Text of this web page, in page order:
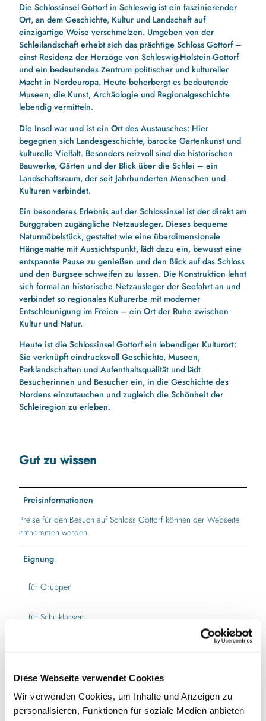
Diese Webseite verwendet Cookies
Wir verwenden Cookies, um Inhalte und Anzeigen zu
personalisieren, Funktionen für soziale Medien anbieten
e
r
_
b
a
r
o
c
k
a
r
t
e
n
_
u
n
d
_
o
b
u
s
a
u
s
.
j
p
Die Schlossinsel Gottorf in Schleswig ist ein faszinierender
Ort, an dem Geschichte, Kultur und Landschaft auf
einzigartige Weise verschmelzen. Umgeben von der
Schleilandschaft erhebt sich das prächtige Schloss Gottorf –
einst Residenz der Herzöge von Schleswig-Holstein-Gottorf
und ein bedeutendes Zentrum politischer und kultureller
Macht in Nordeuropa. Heute beherbergt es bedeutende
Museen, die Kunst, Archäologie und Regionalgeschichte
lebendig vermitteln.
Die Insel war und ist ein Ort des Austausches: Hier
begegnen sich Landesgeschichte, barocke Gartenkunst und
kulturelle Vielfalt. Besonders reizvoll sind die historischen
Bauwerke, Gärten und der Blick über die Schlei – ein
Landschaftsraum, der seit Jahrhunderten Menschen und
Kulturen verbindet.
Ein besonderes Erlebnis auf der Schlossinsel ist der direkt am
Burggraben zugängliche Netzausleger. Dieses bequeme
Naturmöbelstück, gestaltet wie eine überdimensionale
Hängematte mit Aussichtspunkt, lädt dazu ein, bewusst eine
entspannte Pause zu genießen und den Blick auf das Schloss
und den Burgsee schweifen zu lassen. Die Konstruktion lehnt
sich formal an historische Netzausleger der Seefahrt an und
verbindet so regionales Kulturerbe mit moderner
Entschleunigung im Freien – ein Ort der Ruhe zwischen
Kultur und Natur.
Heute ist die Schlossinsel Gottorf ein lebendiger Kulturort:
Sie verknüpft eindrucksvoll Geschichte, Museen,
Parklandschaften und Aufenthaltsqualität und lädt
Besucherinnen und Besucher ein, in die Geschichte des
Nordens einzutauchen und zugleich die Schönheit der
Schleiregion zu erleben.
Gut zu wissen
Preisinformationen
Preise für den Besuch auf Schloss Gottorf können der Webseite
entnommen werden.
Eignung
für Gruppen
für Schulklassen
für Individualgäste
für Kinder (jedes Alter)